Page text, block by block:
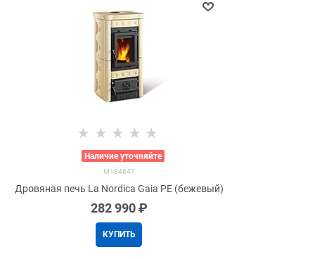
Наличие уточняйте
M184847
Дровяная печь La Nordica Gaia PE (бежевый)
282 990 ₽
КУПИТЬ